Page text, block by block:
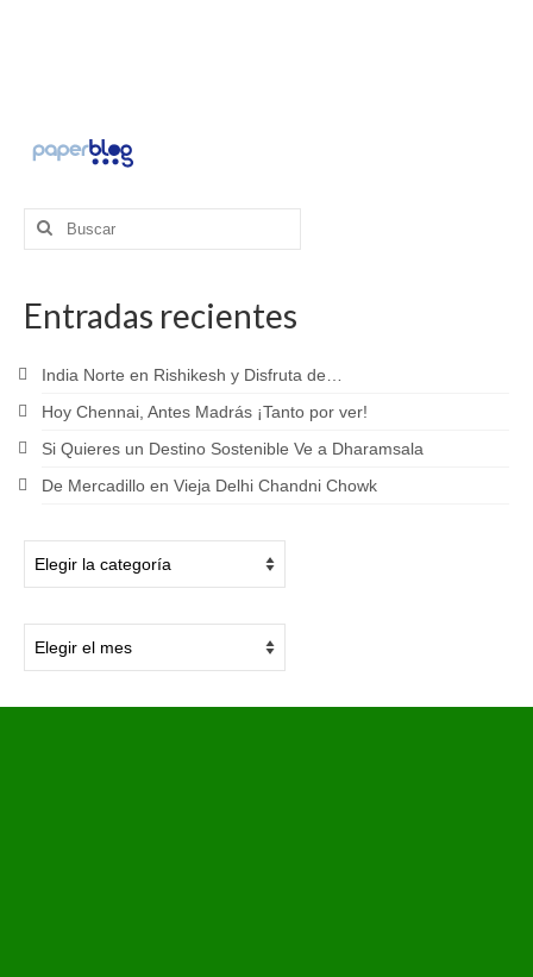
Buscar
Entradas recientes
India Norte en Rishikesh y Disfruta de…
Hoy Chennai, Antes Madrás ¡Tanto por ver!
Si Quieres un Destino Sostenible Ve a Dharamsala
De Mercadillo en Vieja Delhi Chandni Chowk